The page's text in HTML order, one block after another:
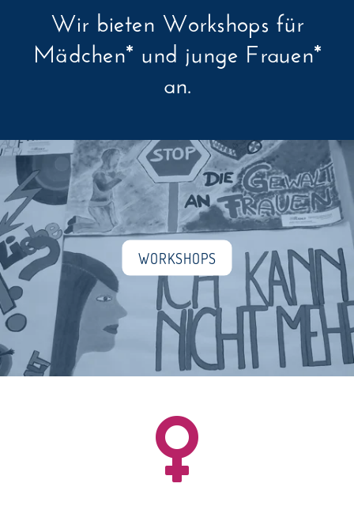
Wir bieten Workshops für
Mädchen* und junge Frauen*
an.
WORKSHOPS
